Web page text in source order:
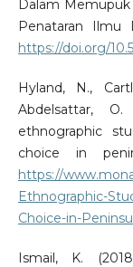
Dalam Memupuk
Penataran Ilmu
https://doi.org/
Hyland, N.,
Abdelsattar,
ethnographic
choice in
https://
Ethnographic-
Choice-in-
Ismail, K.